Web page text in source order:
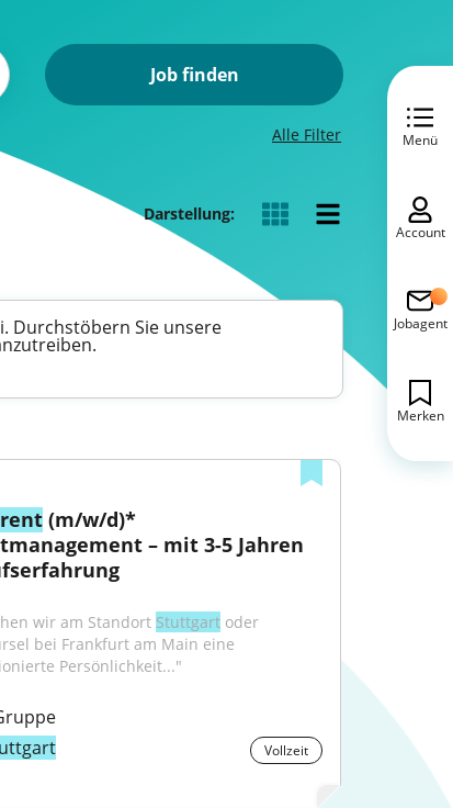
Job finden
Alle Filter
Darstellung:
Durchstöbern Sie unsere
(m/w/d)*
– mit 3-5 Jahren
wir am Standort Stuttgart oder
bei Frankfurt am Main eine
Persönlichkeit..."
Vollzeit
Menü
Account
Jobagent
Merken